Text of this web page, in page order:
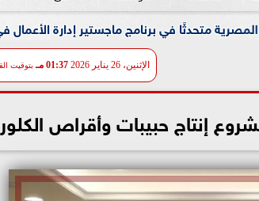
ماجستير إدارة الأعمال في إدارة الرياضة
الإثنين، 26 يناير 2026 01:37 مـ بتوقيت
إنتاج حبيبات وأقراص الكلور